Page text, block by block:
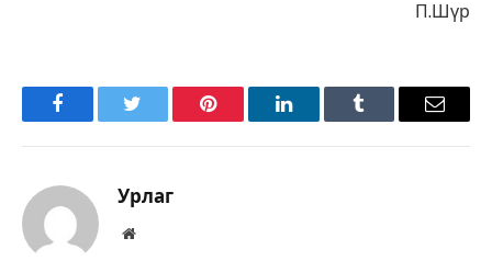
П.Шүр
FacebookTwitter Pinterest LinkedInTumblr Имэйл
Урлаг
Вэбсайт